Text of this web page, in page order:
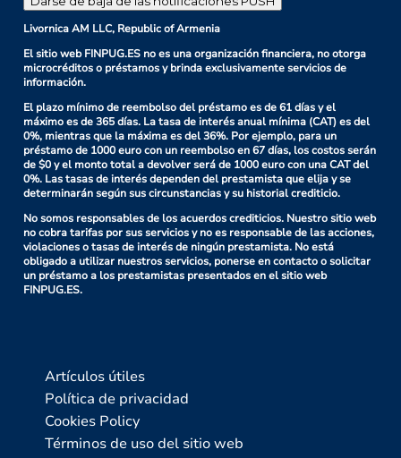
Livornica AM LLC, Republic of Armenia
El sitio web FINPUG.ES no es una organización financiera, no otorga
microcréditos o préstamos y brinda exclusivamente servicios de
información.
El plazo mínimo de reembolso del préstamo es de 61 días y el
máximo es de 365 días. La tasa de interés anual mínima (CAT) es del
0%, mientras que la máxima es del 36%. Por ejemplo, para un
préstamo de 1000 euro con un reembolso en 67 días, los costos serán
de $0 y el monto total a devolver será de 1000 euro con una CAT del
0%. Las tasas de interés dependen del prestamista que elija y se
determinarán según sus circunstancias y su historial crediticio.
No somos responsables de los acuerdos crediticios. Nuestro sitio web
no cobra tarifas por sus servicios y no es responsable de las acciones,
violaciones o tasas de interés de ningún prestamista. No está
obligado a utilizar nuestros servicios, ponerse en contacto o solicitar
un préstamo a los prestamistas presentados en el sitio web
FINPUG.ES.
Artículos útiles
Política de privacidad
Cookies Policy
Términos de uso del sitio web